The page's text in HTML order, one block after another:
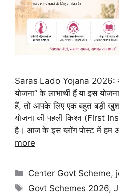
Saras Lado Yojana 2026:
योजना” के लाभार्थी हैं या इस
हैं, तो आपके लिए एक बहुत बड़ी
योजना की पहली किश्त (First
है। आज के इस ब्लॉग पोस्ट में हम
more
Center Govt Scheme,
Govt Schemes 2026,